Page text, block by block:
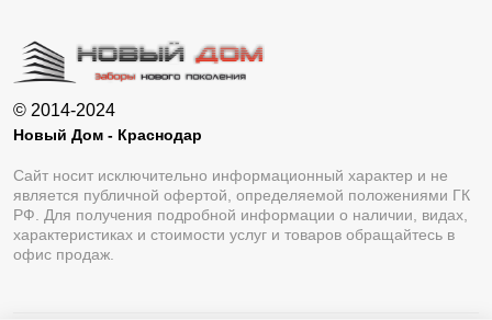
© 2014-2024
Новый Дом - Краснодар
Сайт носит исключительно информационный характер и не
является публичной офертой, определяемой положениями ГК
РФ. Для получения подробной информации о наличии, видах,
характеристиках и стоимости услуг и товаров обращайтесь в
офис продаж.